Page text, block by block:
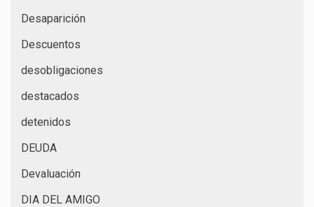
Desaparición
Descuentos
desobligaciones
destacados
detenidos
DEUDA
Devaluación
DIA DEL AMIGO